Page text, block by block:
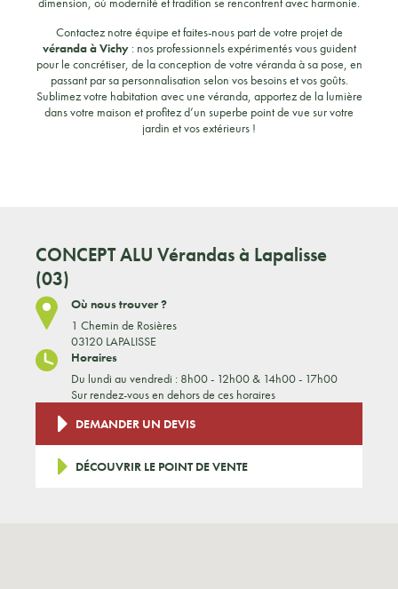
Contactez notre équipe et faites-nous part de votre projet de
véranda à Vichy : nos professionnels expérimentés vous guident
pour le concrétiser, de la conception de votre véranda à sa pose, en
passant par sa personnalisation selon vos besoins et vos goûts.
Sublimez votre habitation avec une véranda, apportez de la lumière
dans votre maison et profitez d’un superbe point de vue sur votre
jardin et vos extérieurs !
CONCEPT ALU Vérandas à Lapalisse
(03)
Où nous trouver ?
1 Chemin de Rosières
03120 LAPALISSE
Horaires
Du lundi au vendredi : 8h00 - 12h00 & 14h00 - 17h00
Sur rendez-vous en dehors de ces horaires
DEMANDER UN DEVIS
DÉCOUVRIR LE POINT DE VENTE